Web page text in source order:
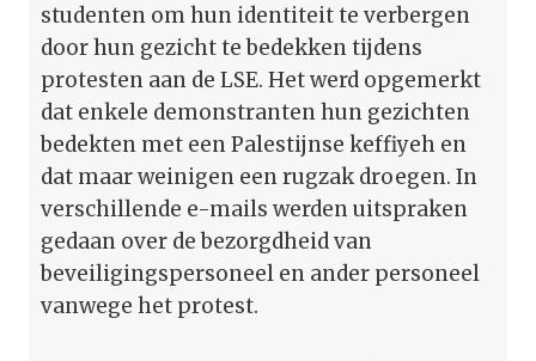
studenten om hun identiteit te verbergen
door hun gezicht te bedekken tijdens
protesten aan de LSE. Het werd opgemerkt
dat enkele demonstranten hun gezichten
bedekten met een Palestijnse keffiyeh en
dat maar weinigen een rugzak droegen. In
verschillende e-mails werden uitspraken
gedaan over de bezorgdheid van
beveiligingspersoneel en ander personeel
vanwege het protest.